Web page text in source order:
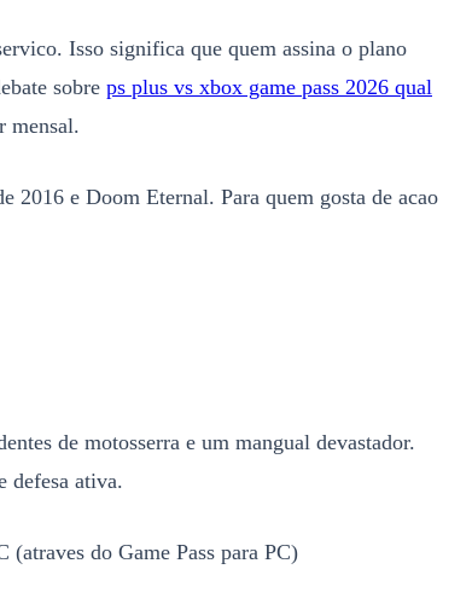
Isso significa que quem assina o plano
sobre ps plus vs xbox game pass 2026 qual
mensal.
2016 e Doom Eternal. Para quem gosta de acao
de motosserra e um mangual devastador.
defesa ativa.
do Game Pass para PC)